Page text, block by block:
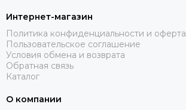
Интернет-магазин
Политика конфиденциальности и оферта
Пользовательское соглашение
Условия обмена и возврата
Обратная связь
Каталог
О компании